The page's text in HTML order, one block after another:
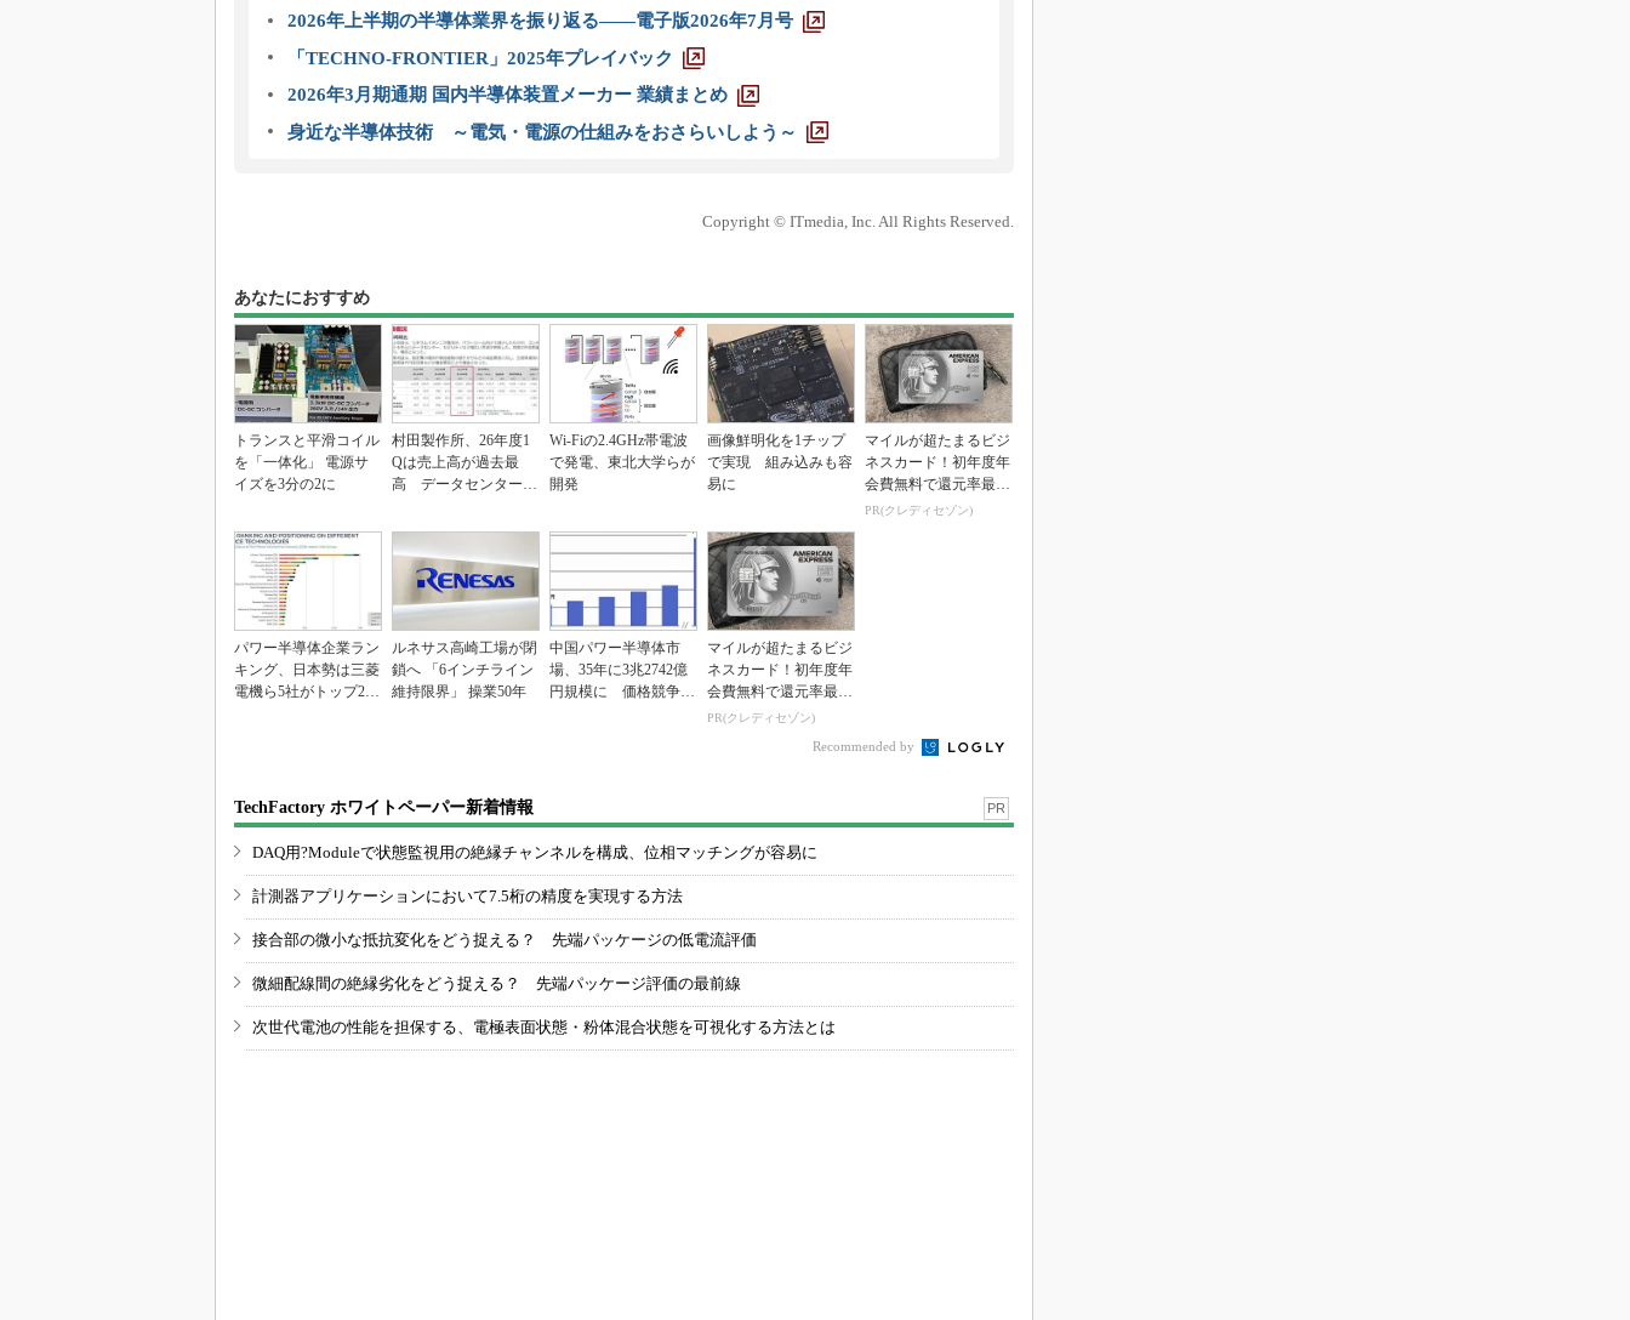
2026年上半期の半導体業界を振り返る――電子版2026年7月号
「TECHNO-FRONTIER」2025年プレイバック
2026年3月期通期 国内半導体装置メーカー 業績まとめ
身近な半導体技術 ～電気・電源の仕組みをおさらいしよう～
Copyright © ITmedia, Inc. All Rights Reserved.
あなたにおすすめ
トランスと平滑コイル
を「一体化」 電源サ
イズを3分の2に
村田製作所、26年度1
Qは売上高が過去最
高 データセンター関
Wi-Fiの2.4GHz帯電波
で発電、東北大学らが
開発
画像鮮明化を1チップ
で実現 組み込みも容
易に
マイルが超たまるビジ
ネスカード！初年度年
会費無料で還元率最大
1.125%
PR(クレディセゾン)
パワー半導体企業ラン
キング、日本勢は三菱
電機ら5社がトップ20
ルネサス高崎工場が閉
鎖へ 「6インチライン
維持限界」 操業50年
中国パワー半導体市
場、35年に3兆2742億
円規模に 価格競争さ
マイルが超たまるビジ
ネスカード！初年度年
会費無料で還元率最大
1.125%
PR(クレディセゾン)
Recommended by
TechFactory ホワイトペーパー新着情報 PR
DAQ用?Moduleで状態監視用の絶縁チャンネルを構成、位相マッチングが容易に
計測器アプリケーションにおいて7.5桁の精度を実現する方法
接合部の微小な抵抗変化をどう捉える？ 先端パッケージの低電流評価
微細配線間の絶縁劣化をどう捉える？ 先端パッケージ評価の最前線
次世代電池の性能を担保する、電極表面状態・粉体混合状態を可視化する方法とは